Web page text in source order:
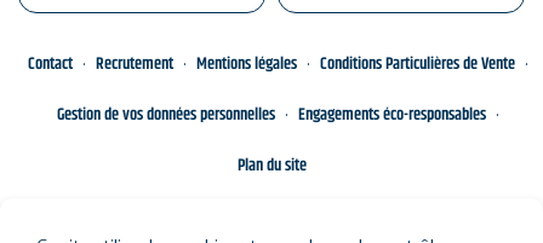
Contact Recrutement Mentions légales
Conditions Particulières de Vente
Gestion de vos données personnelles
Engagements éco-responsables
Plan du site